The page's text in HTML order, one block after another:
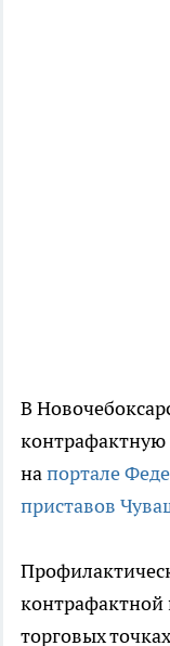
В
напортале
приставов
контрафактной
торговых